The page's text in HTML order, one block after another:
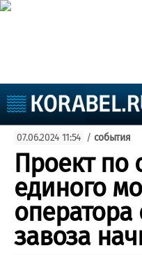
Судоходство
Судоремонт
События
Пресс-релизы
Порты
Рыболовство
ВМФ
Образование
Яхты и катера
Еще
07.06.2024 11:54 / события
Проект по
единого
оператора
завоза